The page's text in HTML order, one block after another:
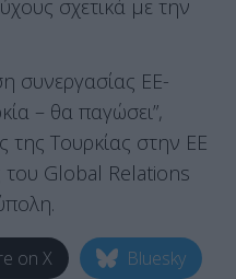
σχετικά με την
συνεργασίας ΕΕ-
– θα παγώσει”,
της Τουρκίας στην ΕΕ
Global Relations
on X Bluesky